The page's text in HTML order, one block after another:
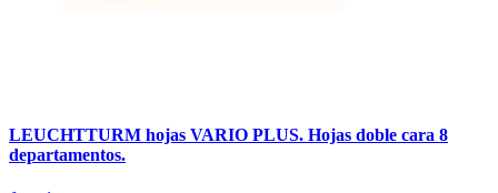
LEUCHTTURM hojas VARIO PLUS. Hojas doble cara 8
departamentos.